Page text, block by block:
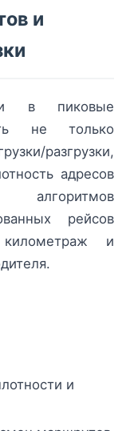
и
в пиковые
не только
разгрузки,
адресов
алгоритмов
рейсов
километраж и
и